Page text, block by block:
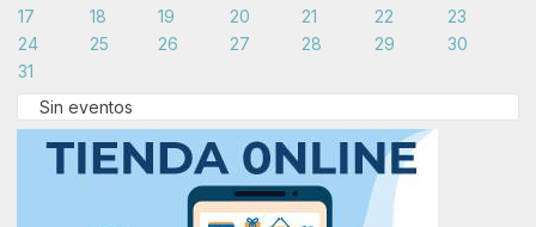
17
18 19 20 21 22
23
24
25 26 27 28 29
30
31
Sin eventos